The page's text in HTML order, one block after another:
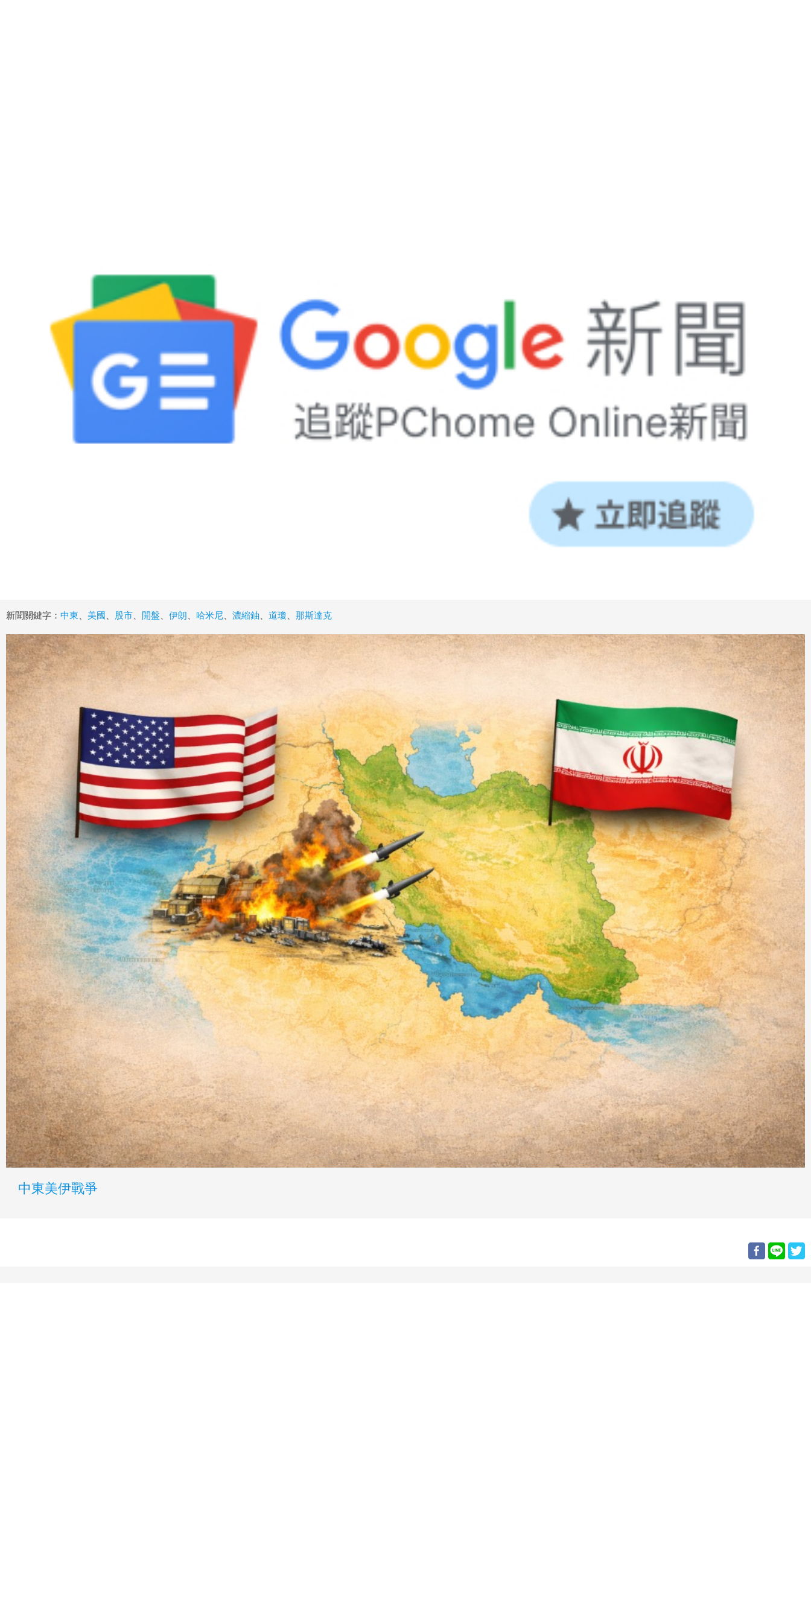
新聞關鍵字： 中東、 美國、 股市、 開盤、 伊朗、 哈米尼、 濃縮鈾、 道瓊、 那斯達克
中東美伊戰爭